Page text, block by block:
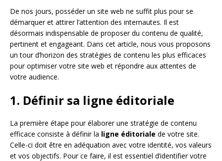
De nos jours, posséder un site web ne suffit plus pour se
démarquer et attirer l’attention des internautes. Il est
désormais indispensable de proposer du contenu de qualité,
pertinent et engageant. Dans cet article, nous vous proposons
un tour d’horizon des stratégies de contenu les plus efficaces
pour optimiser votre site web et répondre aux attentes de
votre audience.
1. Définir sa ligne éditoriale
La première étape pour élaborer une stratégie de contenu
efficace consiste à définir la ligne éditoriale de votre site.
Celle-ci doit être en adéquation avec votre identité, vos valeurs
et vos objectifs. Pour ce faire, il est essentiel d’identifier votre